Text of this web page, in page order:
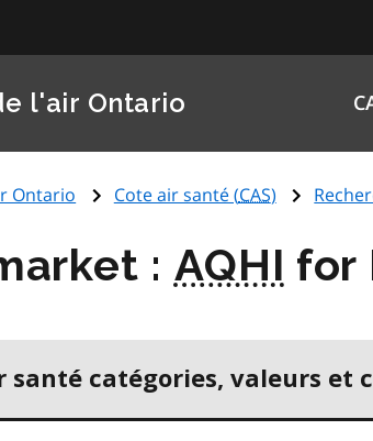
l'air Ontario
Ontario Cote air santé (CAS)
: AQHI for
santé catégories, valeurs et